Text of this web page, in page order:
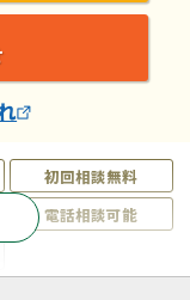
初回相談無料
電話相談可能